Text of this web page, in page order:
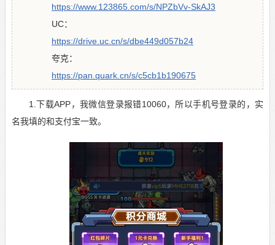
https://www.123865.com/s/NPZbVv-SkAJ3
UC：
https://drive.uc.cn/s/dbe449d057b24
夸克：
https://pan.quark.cn/s/c5cb1b190675
1.下载APP，我微信登录报错10060，所以手机号登录的，实
名我填的和支付宝一致。